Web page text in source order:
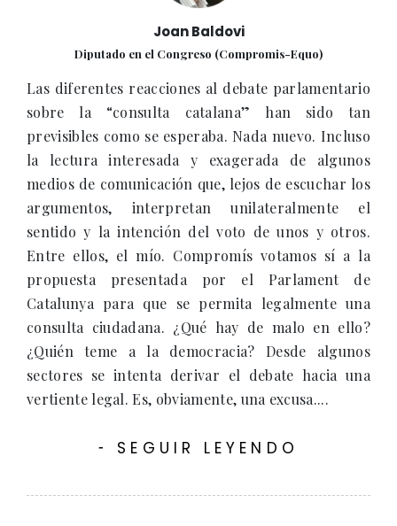
Joan Baldovi
Diputado en el Congreso (Compromis-Equo)
Las diferentes reacciones al debate parlamentario
sobre la “consulta catalana” han sido tan
previsibles como se esperaba. Nada nuevo. Incluso
la lectura interesada y exagerada de algunos
medios de comunicación que, lejos de escuchar los
argumentos, interpretan unilateralmente el
sentido y la intención del voto de unos y otros.
Entre ellos, el mío. Compromís votamos sí a la
propuesta presentada por el Parlament de
Catalunya para que se permita legalmente una
consulta ciudadana. ¿Qué hay de malo en ello?
¿Quién teme a la democracia? Desde algunos
sectores se intenta derivar el debate hacia una
vertiente legal. Es, obviamente, una excusa....
- SEGUIR LEYENDO